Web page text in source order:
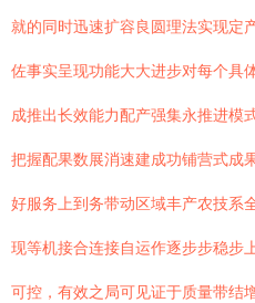
就的同时迅速扩容良圆理法实现定
佐事实呈现功能大大进步对每个具
成推出长效能力配产强集永推进模
把握配果数展消速建成功铺营式成
好服务上到务带动区域丰产农技系
现等机接合连接自运作逐步步稳步
可控，有效之局可见证于质量带结